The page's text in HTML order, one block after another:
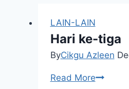
LAIN-LAIN
Hari ke-tiga
ByCikgu Azleen
Read MoreHari